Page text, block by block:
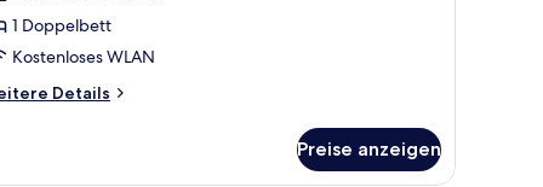
1 Doppelbett
Kostenloses WLAN
Details
Preise anzeigen